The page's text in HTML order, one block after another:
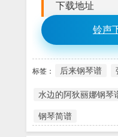
下载地址
铃声
标签： 后来钢琴谱
水边的阿狄丽娜钢琴
钢琴简谱